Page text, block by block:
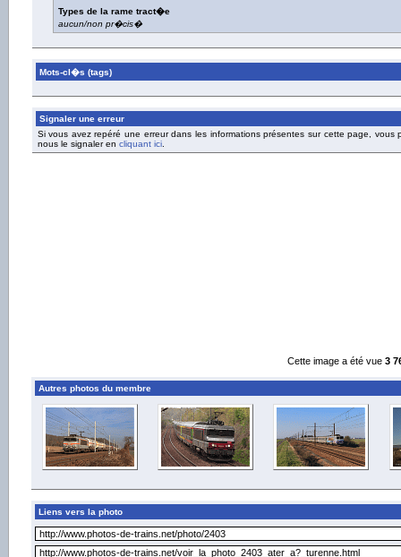
Types de la rame tract�e
aucun/non pr�cis�
Mots-cl�s (tags)
Signaler une erreur
Si vous avez repéré une erreur dans les informations présentes sur cette page, vous
nous le signaler en cliquant ici.
Cette image a été vue 3
Autres photos du membre
Liens vers la photo